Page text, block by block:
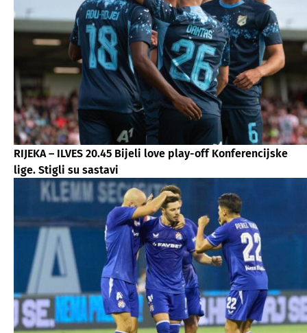
RIJEKA – ILVES 20.45 Bijeli love play-off Konferencijske
lige. Stigli su sastavi